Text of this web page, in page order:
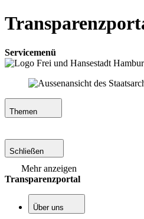
Servicemenü
Themen
Schließen
Mehr anzeigen
Transparenzportal
Über uns